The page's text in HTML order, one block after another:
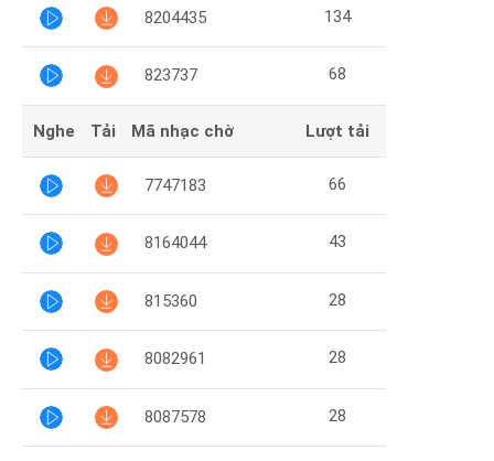
8204435 134
823737 68
Nghe Tải Mã nhạc chờ Lượt tải
7747183 66
8164044 43
815360 28
8082961 28
8087578 28